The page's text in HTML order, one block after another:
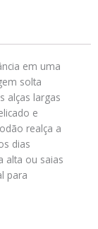
em uma
solta
alças largas
e
realça a
dias
alta ou saias
para